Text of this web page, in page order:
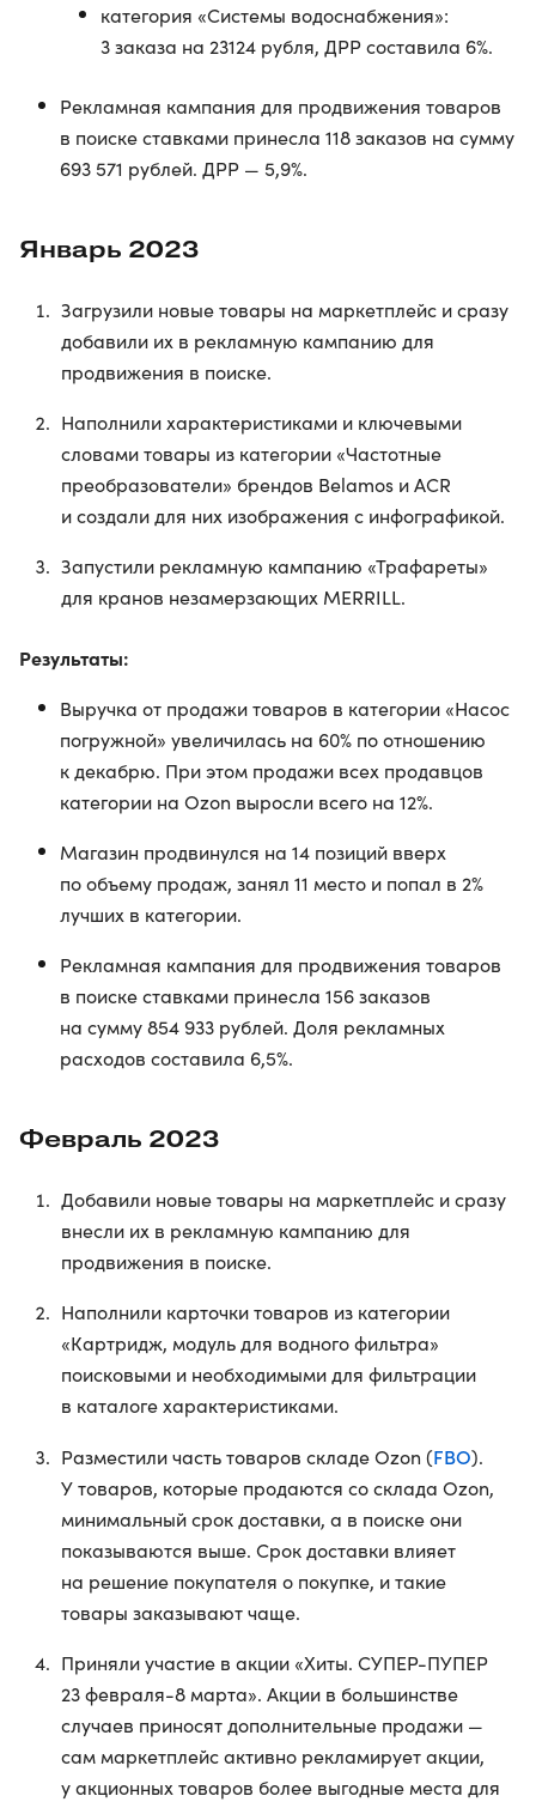
категория «Системы водоснабжения»:
3 заказа на 23124 рубля, ДРР составила 6%.
Рекламная кампания для продвижения товаров
в поиске ставками принесла 118 заказов на сумму
693 571 рублей. ДРР — 5,9%.
Январь 2023
Загрузили новые товары на маркетплейс и сразу
добавили их в рекламную кампанию для
продвижения в поиске.
Наполнили характеристиками и ключевыми
словами товары из категории «Частотные
преобразователи» брендов Belamos и ACR
и создали для них изображения с инфографикой.
Запустили рекламную кампанию «Трафареты»
для кранов незамерзающих MERRILL.
Результаты:
Выручка от продажи товаров в категории «Насос
погружной» увеличилась на 60% по отношению
к декабрю. При этом продажи всех продавцов
категории на Ozon выросли всего на 12%.
Магазин продвинулся на 14 позиций вверх
по объему продаж, занял 11 место и попал в 2%
лучших в категории.
Рекламная кампания для продвижения товаров
в поиске ставками принесла 156 заказов
на сумму 854 933 рублей. Доля рекламных
расходов составила 6,5%.
Февраль 2023
Добавили новые товары на маркетплейс и сразу
внесли их в рекламную кампанию для
продвижения в поиске.
Наполнили карточки товаров из категории
«Картридж, модуль для водного фильтра»
поисковыми и необходимыми для фильтрации
в каталоге характеристиками.
Разместили часть товаров складе Ozon (FBO).
У товаров, которые продаются со склада Ozon,
минимальный срок доставки, а в поиске они
показываются выше. Срок доставки влияет
на решение покупателя о покупке, и такие
товары заказывают чаще.
Приняли участие в акции «Хиты. СУПЕР-ПУПЕР
23 февраля-8 марта». Акции в большинстве
случаев приносят дополнительные продажи —
сам маркетплейс активно рекламирует акции,
у акционных товаров более выгодные места для